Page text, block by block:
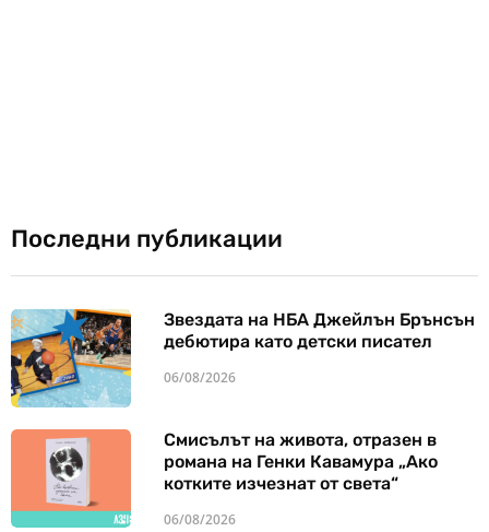
Последни публикации
Звездата на НБА Джейлън Брънсън
дебютира като детски писател
06/08/2026
Смисълът на живота, отразен в
романа на Генки Кавамура „Ако
котките изчезнат от света“
06/08/2026